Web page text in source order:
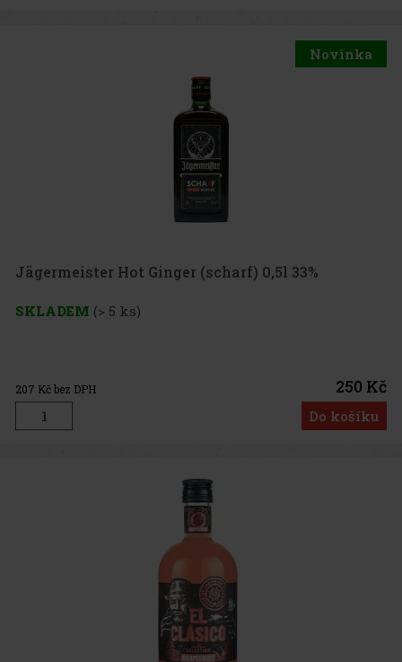
Novinka
Jägermeister Hot Ginger (scharf) 0,5l 33%
SKLADEM (> 5 ks)
207 Kč bez DPH 250 Kč
Do košíku